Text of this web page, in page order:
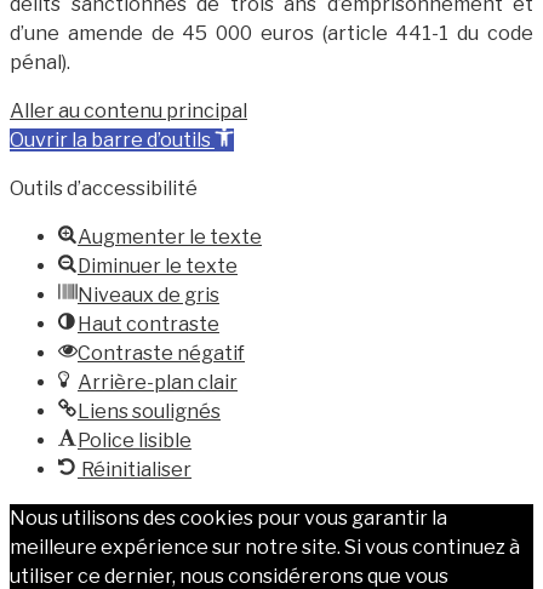
d’une amende de 45 000 euros (article 441-1 du code
pénal).
Aller au contenu principal
Ouvrir la barre d’outils
Outils d’accessibilité
Augmenter le texte
Diminuer le texte
Niveaux de gris
Haut contraste
Contraste négatif
Arrière-plan clair
Liens soulignés
Police lisible
Réinitialiser
Nous utilisons des cookies pour vous garantir la
meilleure expérience sur notre site. Si vous continuez à
utiliser ce dernier, nous considérerons que vous